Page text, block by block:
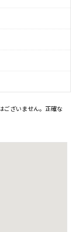
ございません。正確な